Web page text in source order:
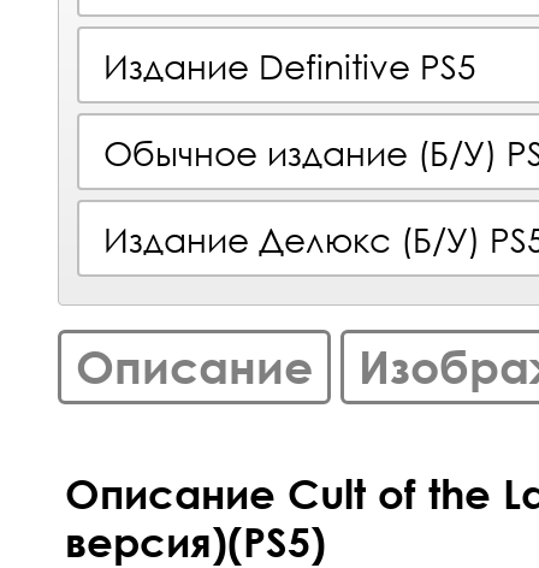
Издание Definitive PS5
Обычное издание (Б/У)
Издание Делюкс (Б/У)
Описание
Описание Cult of the
версия)(PS5)